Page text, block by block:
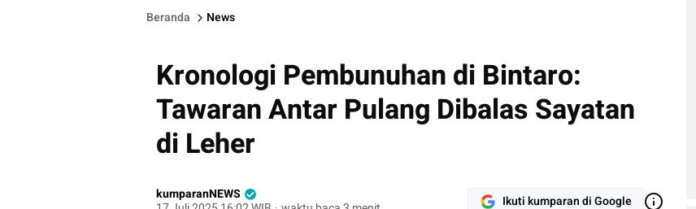
Beranda News
Kronologi Pembunuhan di Bintaro:
Tawaran Antar Pulang Dibalas Sayatan
di Leher
kumparanNEWS
Ikuti kumparan di Google